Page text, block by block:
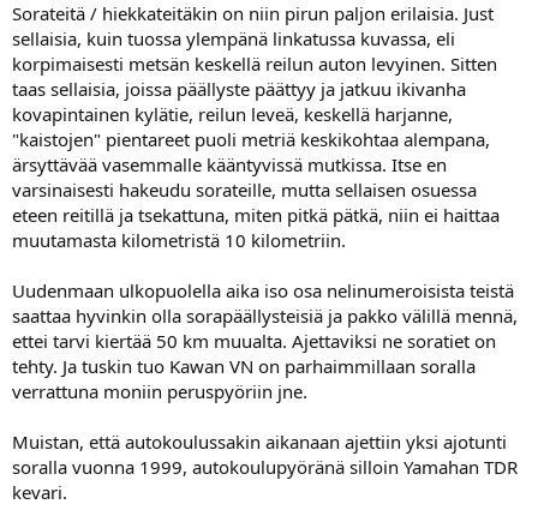
Sorateitä / hiekkateitäkin on niin pirun paljon erilaisia. Just
sellaisia, kuin tuossa ylempänä linkatussa kuvassa, eli
korpimaisesti metsän keskellä reilun auton levyinen. Sitten
taas sellaisia, joissa päällyste päättyy ja jatkuu ikivanha
kovapintainen kylätie, reilun leveä, keskellä harjanne,
"kaistojen" pientareet puoli metriä keskikohtaa alempana,
ärsyttävää vasemmalle kääntyvissä mutkissa. Itse en
varsinaisesti hakeudu sorateille, mutta sellaisen osuessa
eteen reitillä ja tsekattuna, miten pitkä pätkä, niin ei haittaa
muutamasta kilometristä 10 kilometriin.
Uudenmaan ulkopuolella aika iso osa nelinumeroisista teistä
saattaa hyvinkin olla sorapäällysteisiä ja pakko välillä mennä,
ettei tarvi kiertää 50 km muualta. Ajettaviksi ne soratiet on
tehty. Ja tuskin tuo Kawan VN on parhaimmillaan soralla
verrattuna moniin peruspyöriin jne.
Muistan, että autokoulussakin aikanaan ajettiin yksi ajotunti
soralla vuonna 1999, autokoulupyöränä silloin Yamahan TDR
kevari.